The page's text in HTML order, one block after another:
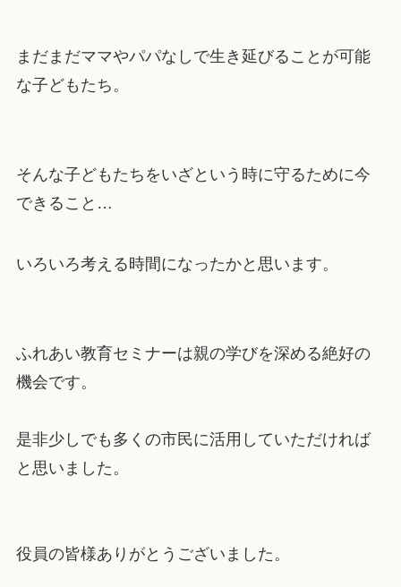
まだまだママやパパなしで生き延びることが可能
な子どもたち。
そんな子どもたちをいざという時に守るために今
できること…
いろいろ考える時間になったかと思います。
ふれあい教育セミナーは親の学びを深める絶好の
機会です。
是非少しでも多くの市民に活用していただければ
と思いました。
役員の皆様ありがとうございました。